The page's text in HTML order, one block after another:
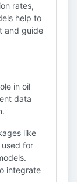
rates,
help to
and guide
in oil
data
like
used for
integrate